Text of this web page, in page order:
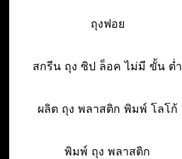
ถุงฟอย
สกรีน ถุง ซิป ล็อค ไม่มี ขั้น ต่ำ
ผลิต ถุง พลาสติก พิมพ์ โลโก้
พิมพ์ ถุง พลาสติก